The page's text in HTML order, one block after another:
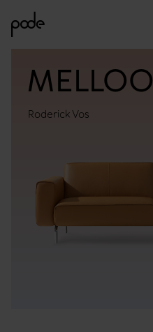
MELLOO
Roderick Vos